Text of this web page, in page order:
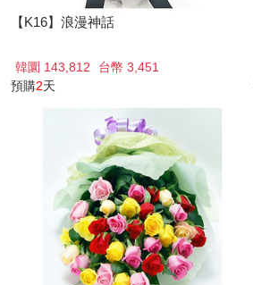
【K16】浪漫神話
韓圜 143,812
台幣 3,451
預購2天